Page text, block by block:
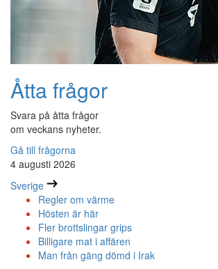
Åtta frågor
Svara på åtta frågor
om veckans nyheter.
Gå till frågorna
4 augusti 2026
Sverige
Regler om värme
Hösten är här
Fler brottslingar grips
Billigare mat i affären
Man från gäng dömd i Irak